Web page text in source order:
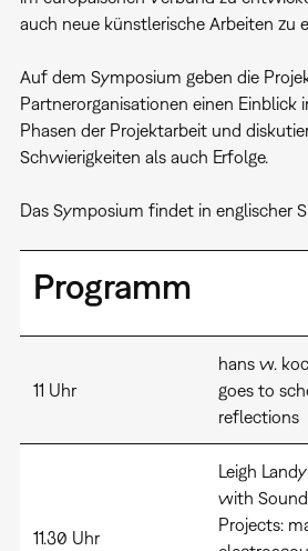
auch neue künstlerische Arbeiten zu
Auf dem Symposium geben die
Partnerorganisationen einen Einblick
Phasen der Projektarbeit und
Schwierigkeiten als auch Erfolge.
Das Symposium findet in englischer
Programm
11 Uhr
hans w.
goes to
reflections
11.30 Uhr
Leigh
with
Projects: